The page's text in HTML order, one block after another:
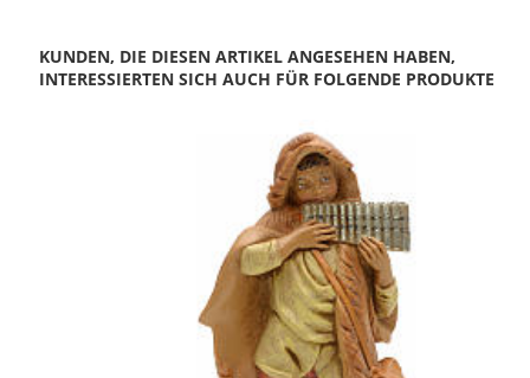
KUNDEN, DIE DIESEN ARTIKEL ANGESEHEN HABEN,
INTERESSIERTEN SICH AUCH FÜR FOLGENDE PRODUKTE